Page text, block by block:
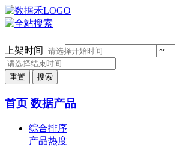
上架时间
~
首页 数据产品
综合排序
产品热度